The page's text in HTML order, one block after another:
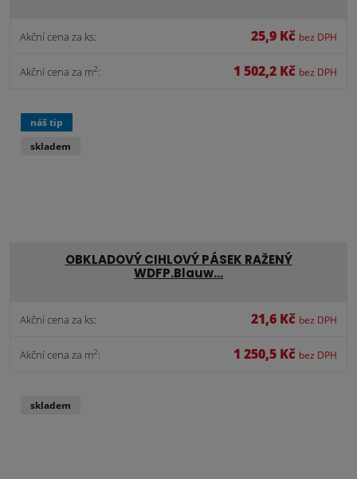
Akční cena za ks: 25,9 Kč bez DPH
Akční cena za m2: 1 502,2 Kč bez DPH
OBKLADOVÝ CIHLOVÝ PÁSEK RAŽENÝ
WDFP.Blauw…
Akční cena za ks: 21,6 Kč bez DPH
Akční cena za m2: 1 250,5 Kč bez DPH
náš tip
skladem
skladem